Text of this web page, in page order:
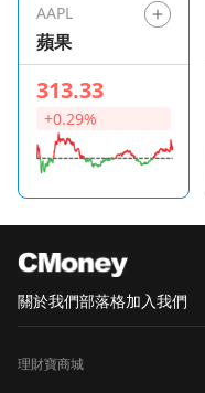
AAPL
蘋果
313.33
+0.29%
關於我們部落格加入我們
理財寶商城